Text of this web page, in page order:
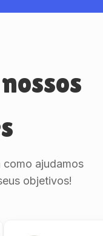
como ajudamos
objetivos!